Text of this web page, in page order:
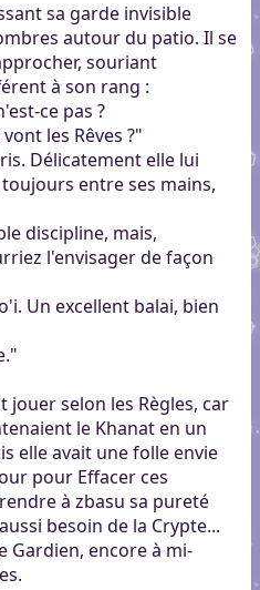
sa garde invisible
autour du patio. Il se
souriant
à son rang :
ce pas ?
les Rêves ?"
Délicatement elle lui
entre ses mains,
discipline, mais,
l'envisager de façon
Un excellent balai, bien
jouer selon les Règles, car
le Khanat en un
elle avait une folle envie
pour Effacer ces
à zbasu sa pureté
besoin de la Crypte...
Gardien, encore à mi-